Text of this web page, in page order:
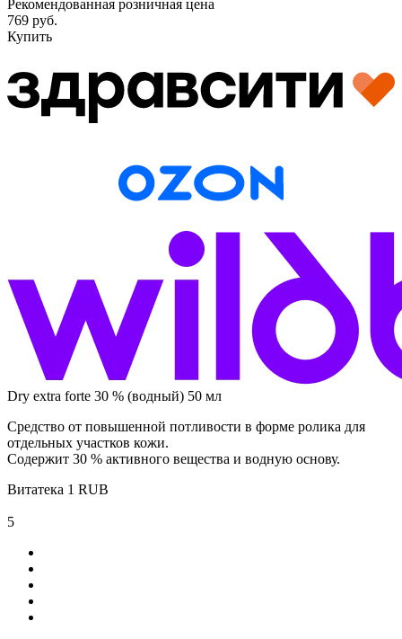
Рекомендованная розничная цена
769 руб.
Купить
Dry extra forte 30 % (водный) 50 мл
Средство от повышенной потливости в форме ролика для
отдельных участков кожи.
Содержит 30 % активного вещества и водную основу.
Витатека 1 RUB
5